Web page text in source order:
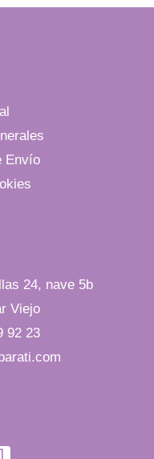
Envío
24, nave 5b
Viejo
92 23